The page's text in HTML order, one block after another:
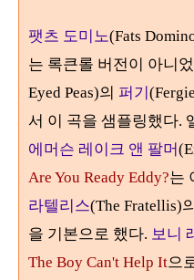
팻츠 도미노(Fats
는 록큰롤 버전이 아니
Eyed Peas)의 퍼기
서 이 곡을 샘플링했다.
에머슨 레이크 앤 팔머
Are You Ready Eddy?는
라텔리스(The Fratellis)의
을 기본으로 했다. 보니
The Boy Can't Help It으